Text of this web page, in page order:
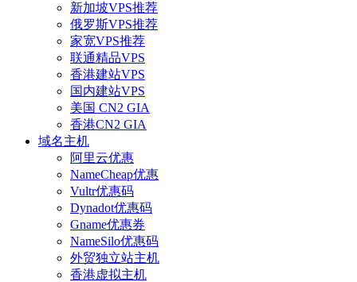
新加坡VPS推荐
俄罗斯VPS推荐
家宽VPS推荐
联通精品VPS
香港建站VPS
国内建站VPS
美国 CN2 GIA
香港CN2 GIA
域名主机
阿里云优惠
NameCheap优惠
Vultr优惠码
Dynadot优惠码
Gname优惠券
NameSilo优惠码
外贸独立站主机
香港虚拟主机